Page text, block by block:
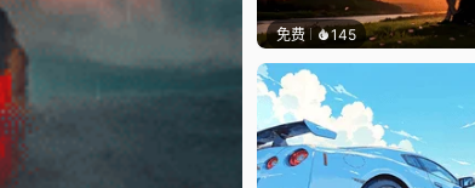
免费 145